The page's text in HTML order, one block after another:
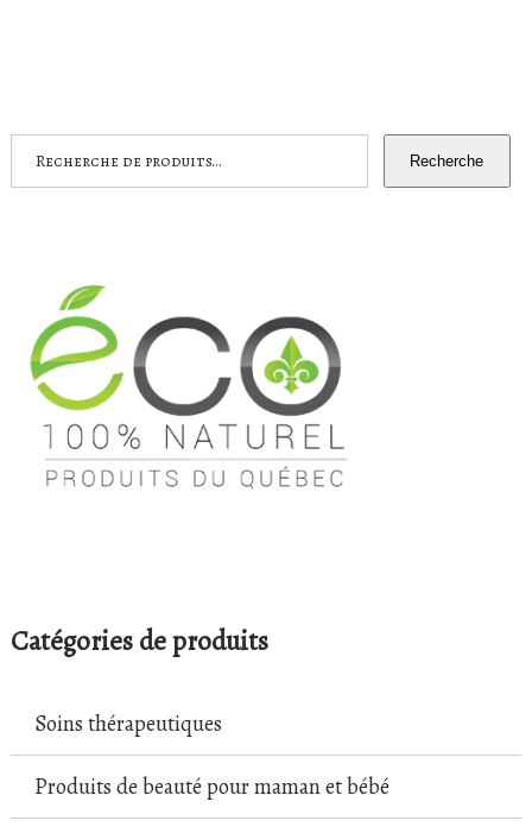
Recherche
pour :
Recherche
Catégories de produits
Soins thérapeutiques
Produits de beauté pour maman et bébé